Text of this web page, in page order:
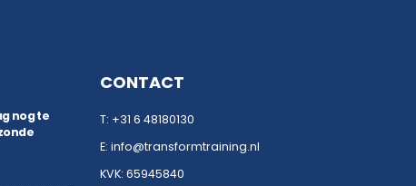
nog te
CONTACT
T: +31 6 48180130
E: info@transformtraining.nl
KVK: 65945840